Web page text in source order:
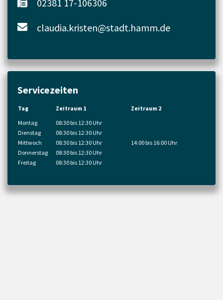
02381 17-106306
claudia.kristen@stadt.hamm.de
Servicezeiten
Tag Zeitraum 1
Zeitraum 2
Montag
08:30 bis 12:30 Uhr
Dienstag
08:30 bis 12:30 Uhr
Mittwoch
08:30 bis 12:30 Uhr
14:00 bis 16:00 Uhr
Donnerstag
08:30 bis 12:30 Uhr
Freitag
08:30 bis 12:30 Uhr